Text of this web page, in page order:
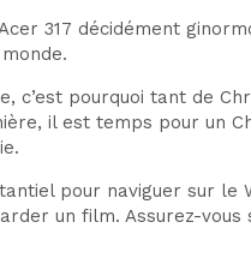
317 décidément
c’est pourquoi tant de
il est temps pour un
pour naviguer sur le
un film. Assurez-vous